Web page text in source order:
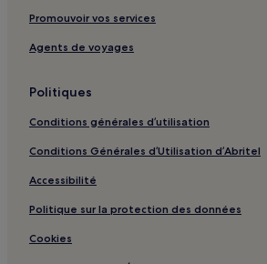
Promouvoir vos services
Agents de voyages
Politiques
Conditions générales d’utilisation
Conditions Générales d’Utilisation d’Abritel
Accessibilité
Politique sur la protection des données
Cookies